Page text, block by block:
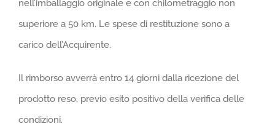
nell’imballaggio originale e con chilometraggio non
superiore a 50 km. Le spese di restituzione sono a
carico dell’Acquirente.
Il rimborso avverrà entro 14 giorni dalla ricezione del
prodotto reso, previo esito positivo della verifica delle
condizioni.